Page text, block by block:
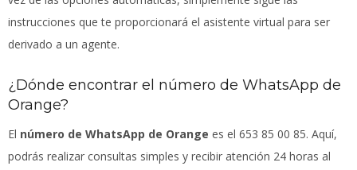
instrucciones que te proporcionará el asistente virtual para ser
derivado a un agente.
¿Dónde encontrar el número de WhatsApp de
Orange?
El número de WhatsApp de Orange es el 653 85 00 85. Aquí,
podrás realizar consultas simples y recibir atención 24 horas al